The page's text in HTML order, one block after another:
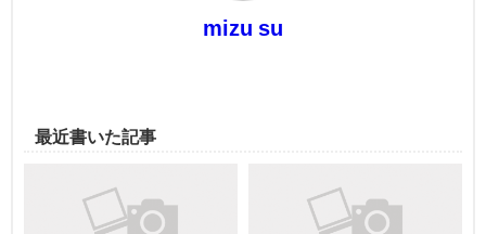
mizu su
最近書いた記事